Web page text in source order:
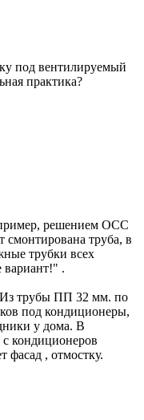
под вентилируемый
практика?
решением ОСС
смонтирована труба, в
трубки всех
.
Из трубы ПП 32 мм. по
под кондиционеры,
у дома. В
с кондиционеров
фасад , отмостку.